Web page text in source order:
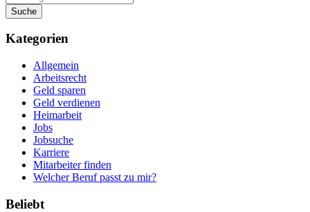
Suche
Kategorien
Allgemein
Arbeitsrecht
Geld sparen
Geld verdienen
Heimarbeit
Jobs
Jobsuche
Karriere
Mitarbeiter finden
Welcher Beruf passt zu mir?
Beliebt